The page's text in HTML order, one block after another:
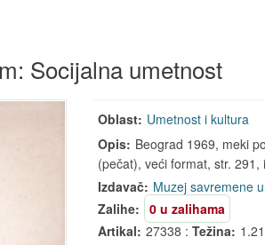
Socijalna umetnost
Oblast: Umetnost i kultura
Opis: Beograd 1969, meki
(pečat), veći format, str. 291,
Izdavač: Muzej savremene
Zalihe:
0 u zalihama
Artikal: 27338 :Težina: